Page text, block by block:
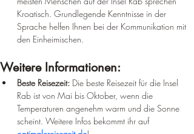
Kroatisch. Grundlegende Kenntnisse in der
Sprache helfen Ihnen bei der Kommunikation mit
den Einheimischen.
Weitere Informationen:
Beste Reisezeit: Die beste Reisezeit für die Insel
Rab ist von Mai bis Oktober, wenn die
Temperaturen angenehm warm und die Sonne
scheint. Weitere Infos bekommt ihr auf